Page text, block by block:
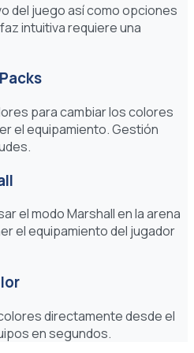
del juego así como opciones
intuitiva requiere una
para cambiar los colores
el equipamiento. Gestión
el modo Marshall en la arena
el equipamiento del jugador
directamente desde el
en segundos.